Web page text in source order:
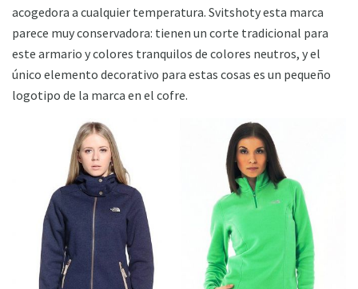
acogedora a cualquier temperatura. Svitshoty esta marca
parece muy conservadora: tienen un corte tradicional para
este armario y colores tranquilos de colores neutros, y el
único elemento decorativo para estas cosas es un pequeño
logotipo de la marca en el cofre.